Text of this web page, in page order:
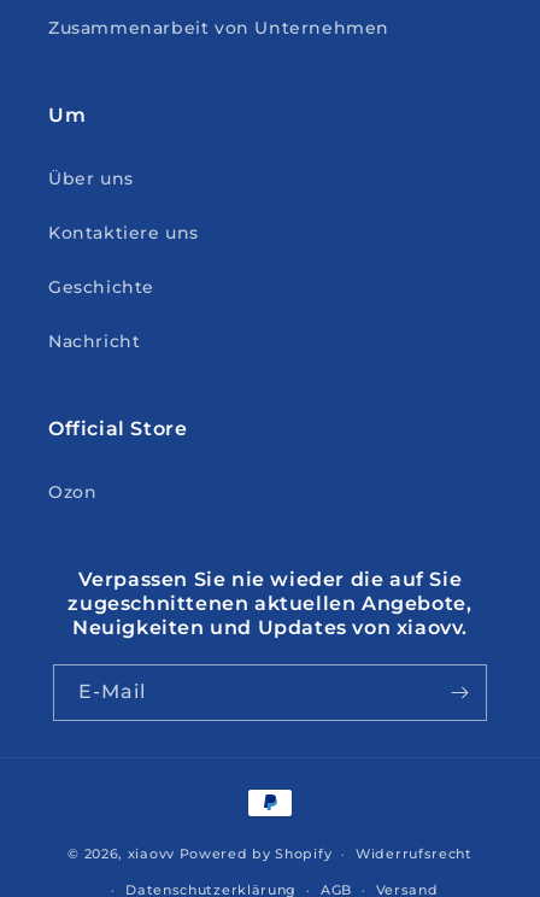
Zusammenarbeit von Unternehmen
Um
Über uns
Kontaktiere uns
Geschichte
Nachricht
Official Store
Ozon
Verpassen Sie nie wieder die auf Sie
zugeschnittenen aktuellen Angebote,
Neuigkeiten und Updates von xiaovv.
E-Mail
Zahlungsmethoden
© 2026, xiaovv Powered by Shopify Widerrufsrecht
Datenschutzerklärung AGB Versand